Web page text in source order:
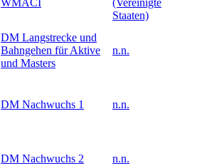
WMACI
(Vereinigte
Staaten)
DM Langstrecke und
Bahngehen für Aktive
und Masters
n.n.
DM Nachwuchs 1 n.n.
DM Nachwuchs 2 n.n.